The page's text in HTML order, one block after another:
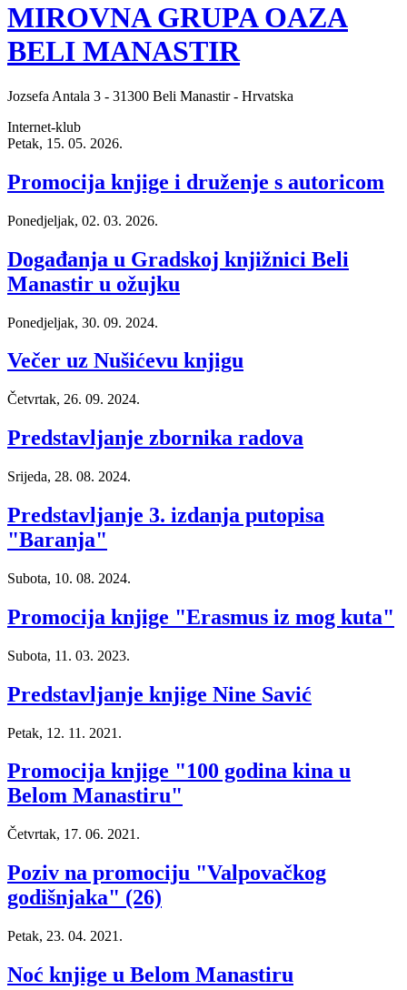
MIROVNA GRUPA OAZA
BELI MANASTIR
Jozsefa Antala 3 - 31300 Beli Manastir - Hrvatska
Internet-klub
Petak, 15. 05. 2026.
Promocija knjige i druženje s autoricom
Ponedjeljak, 02. 03. 2026.
Događanja u Gradskoj knjižnici Beli
Manastir u ožujku
Ponedjeljak, 30. 09. 2024.
Večer uz Nušićevu knjigu
Četvrtak, 26. 09. 2024.
Predstavljanje zbornika radova
Srijeda, 28. 08. 2024.
Predstavljanje 3. izdanja putopisa
"Baranja"
Subota, 10. 08. 2024.
Promocija knjige "Erasmus iz mog kuta"
Subota, 11. 03. 2023.
Predstavljanje knjige Nine Savić
Petak, 12. 11. 2021.
Promocija knjige "100 godina kina u
Belom Manastiru"
Četvrtak, 17. 06. 2021.
Poziv na promociju "Valpovačkog
godišnjaka" (26)
Petak, 23. 04. 2021.
Noć knjige u Belom Manastiru